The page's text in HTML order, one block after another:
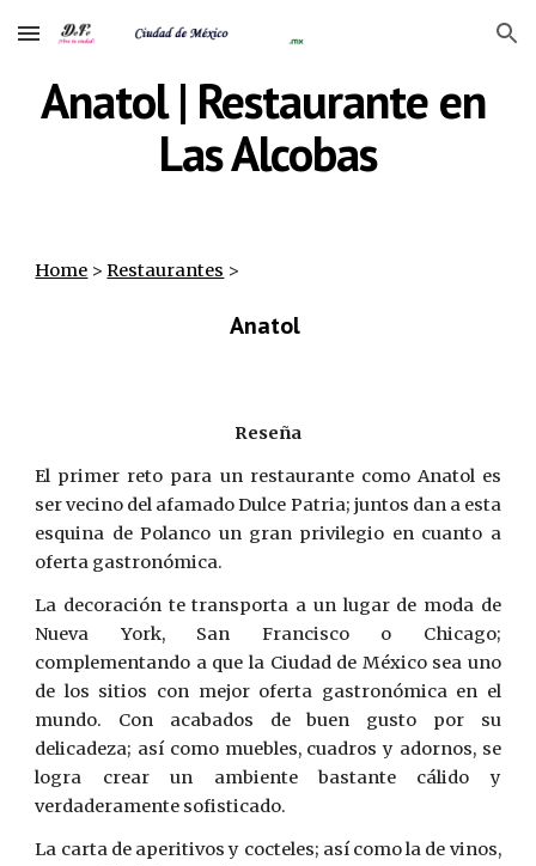
Skip to main content Skip to navigation
Anatol | Restaurante en
Las Alcobas
Home ‎ > ‎Restaurantes ‎ >
Anatol
Reseña
El primer reto para un restaurante como Anatol es
ser vecino del afamado Dulce Patria; juntos dan a esta
esquina de Polanco un gran privilegio en cuanto a
oferta gastronómica.
La decoración te transporta a un lugar de moda de
Nueva York, San Francisco o Chicago;
complementando a que la Ciudad de México sea uno
de los sitios con mejor oferta gastronómica en el
mundo. Con acabados de buen gusto por su
delicadeza; así como muebles, cuadros y adornos, se
logra crear un ambiente bastante cálido y
verdaderamente sofisticado.
La carta de aperitivos y cocteles; así como la de vinos,